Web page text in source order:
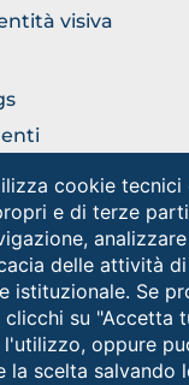
cookie tecnici
e di terze
delle attività di
istituzionale. Se
clicchi su "Accetta
l'utilizzo, oppure
la scelta salvando
visiva
Social